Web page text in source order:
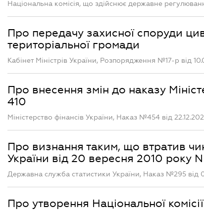
Національна комісія, що здійснює державне
Про передачу захисної споруди
територіальної громади
Кабінет Міністрів України, Розпорядження №17-р від
Про внесення змін до наказу
410
Міністерство фінансів України, Наказ №454 від
Про визнання таким, що втратив
України від 20 вересня 2010 року N
Державна служба статистики України, Наказ №295 від
Про утворення Національної